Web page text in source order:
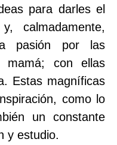
para darles el
calmadamente,
pasión por las
mamá; con ellas
Estas magníficas
como lo
un constante
y estudio.